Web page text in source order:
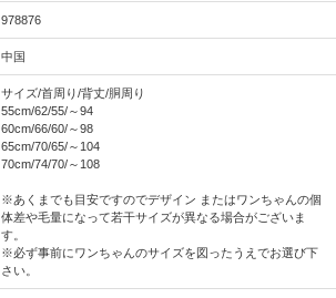
978876
中国
サイズ/首周り/背丈/胴周り
55cm/62/55/～94
60cm/66/60/～98
65cm/70/65/～104
70cm/74/70/～108
※あくまでも目安ですのでデザイン またはワンちゃんの個
体差や毛量になって若干サイズが異なる場合がございま
す。
※必ず事前にワンちゃんのサイズを図ったうえでお選び下
さい。